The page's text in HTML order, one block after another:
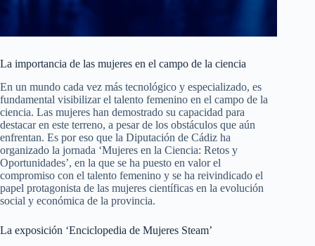
La importancia de las mujeres en el campo de la ciencia
En un mundo cada vez más tecnológico y especializado, es
fundamental visibilizar el talento femenino en el campo de la
ciencia. Las mujeres han demostrado su capacidad para
destacar en este terreno, a pesar de los obstáculos que aún
enfrentan. Es por eso que la Diputación de Cádiz ha
organizado la jornada ‘Mujeres en la Ciencia: Retos y
Oportunidades’, en la que se ha puesto en valor el
compromiso con el talento femenino y se ha reivindicado el
papel protagonista de las mujeres científicas en la evolución
social y económica de la provincia.
La exposición ‘Enciclopedia de Mujeres Steam’